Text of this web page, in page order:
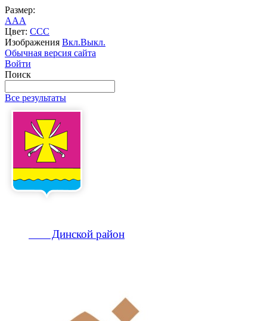
Размер:
AAA
Цвет: CCC
Изображения Вкл.Выкл.
Обычная версия сайта
Войти
Поиск
Все результаты
Динской район